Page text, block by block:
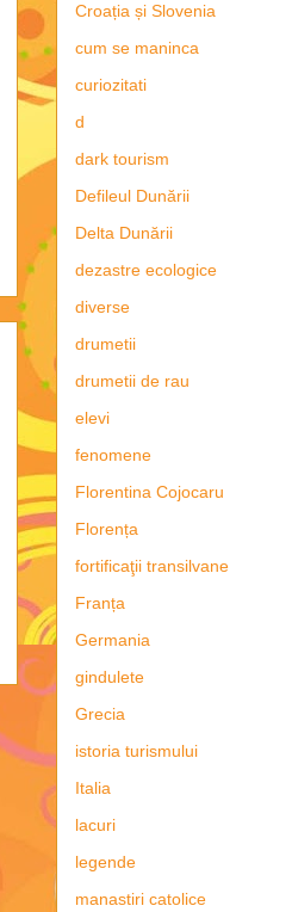
Croația și Slovenia
cum se maninca
curiozitati
d
dark tourism
Defileul Dunării
Delta Dunării
dezastre ecologice
diverse
drumetii
drumetii de rau
elevi
fenomene
Florentina Cojocaru
Florența
fortificaţii transilvane
Franța
Germania
gindulete
Grecia
istoria turismului
Italia
lacuri
legende
manastiri catolice